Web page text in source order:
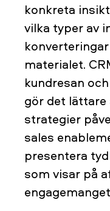
konkreta
vilka typer av
materialet.
kundresan
gör det
strategier
sales
presentera
som visar på